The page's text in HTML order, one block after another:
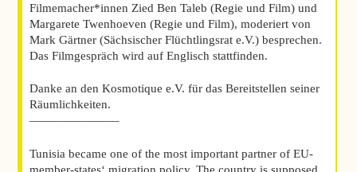
Filmemacher*innen Zied Ben Taleb (Regie und Film) und
Margarete Twenhoeven (Regie und Film), moderiert von
Mark Gärtner (Sächsischer Flüchtlingsrat e.V.) besprechen.
Das Filmgespräch wird auf Englisch stattfinden.
Danke an den Kosmotique e.V. für das Bereitstellen seiner
Räumlichkeiten.
———————–
Tunisia became one of the most important partner of EU-